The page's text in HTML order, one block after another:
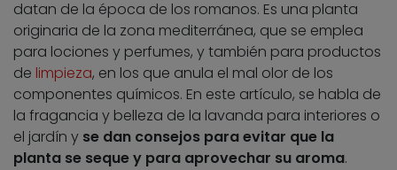
datan de la época de los romanos. Es una planta
originaria de la zona mediterránea, que se emplea
para lociones y perfumes, y también para productos
de limpieza, en los que anula el mal olor de los
componentes químicos. En este artículo, se habla de
la fragancia y belleza de la lavanda para interiores o
el jardín y se dan consejos para evitar que la
planta se seque y para aprovechar su aroma.